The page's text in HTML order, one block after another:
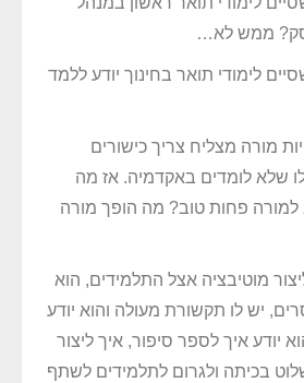
ממש לא…
לימודי תואר בחינוך יודע ללמד
כדי להיות מורה מצליח צריך כישורים
שלא לומדים באקדמיה. אז מה
למורה פחות טוב? מה הופך מורה
מוטיבציה אצל התלמידים, הוא
יש לו תקשורת מעולה והוא יודע
יודע איך לספר סיפור, איך ליצור
בכיתה ולגרום לתלמידים לשתף